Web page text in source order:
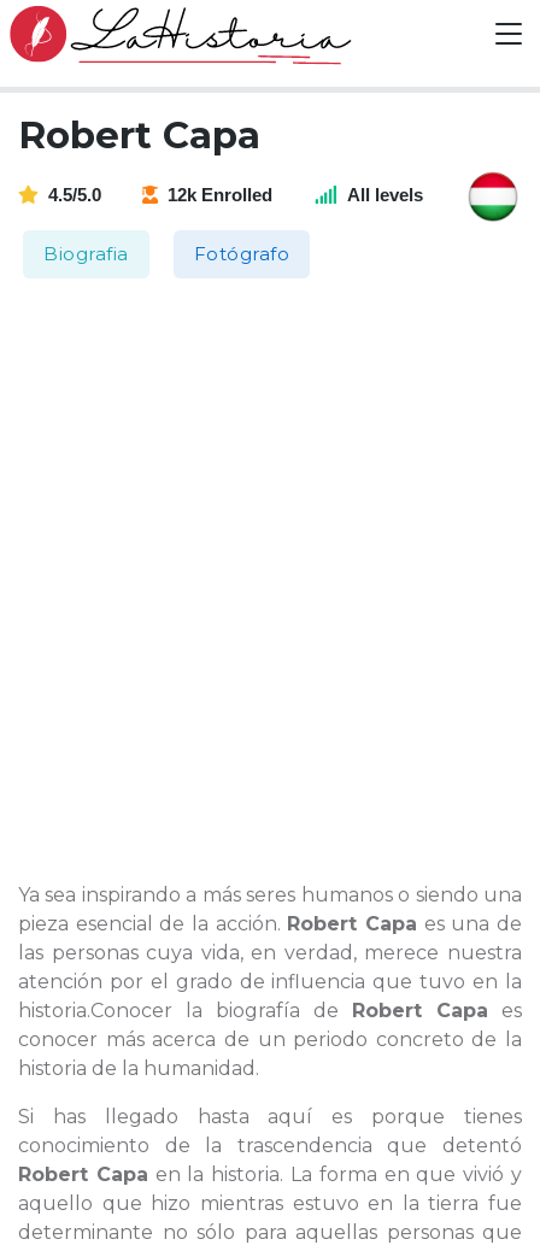
Robert Capa
4.5/5.0 12k Enrolled All levels
Biografia Fotógrafo
Ya sea inspirando a más seres humanos o siendo una
pieza esencial de la acción. Robert Capa es una de
las personas cuya vida, en verdad, merece nuestra
atención por el grado de influencia que tuvo en la
historia.Conocer la biografía de Robert Capa es
conocer más acerca de un periodo concreto de la
historia de la humanidad.
Si has llegado hasta aquí es porque tienes
conocimiento de la trascendencia que detentó
Robert Capa en la historia. La forma en que vivió y
aquello que hizo mientras estuvo en la tierra fue
determinante no sólo para aquellas personas que